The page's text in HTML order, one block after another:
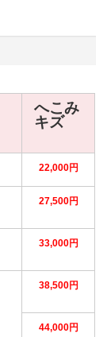
へこみ
キズ
22,000円
27,500円
33,000円
38,500円
44,000円